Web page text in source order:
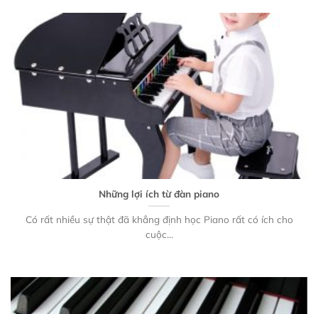
Những lợi ích từ đàn piano
Có rất nhiều sự thật đã khẳng định học Piano rất có ích cho
cuộc...